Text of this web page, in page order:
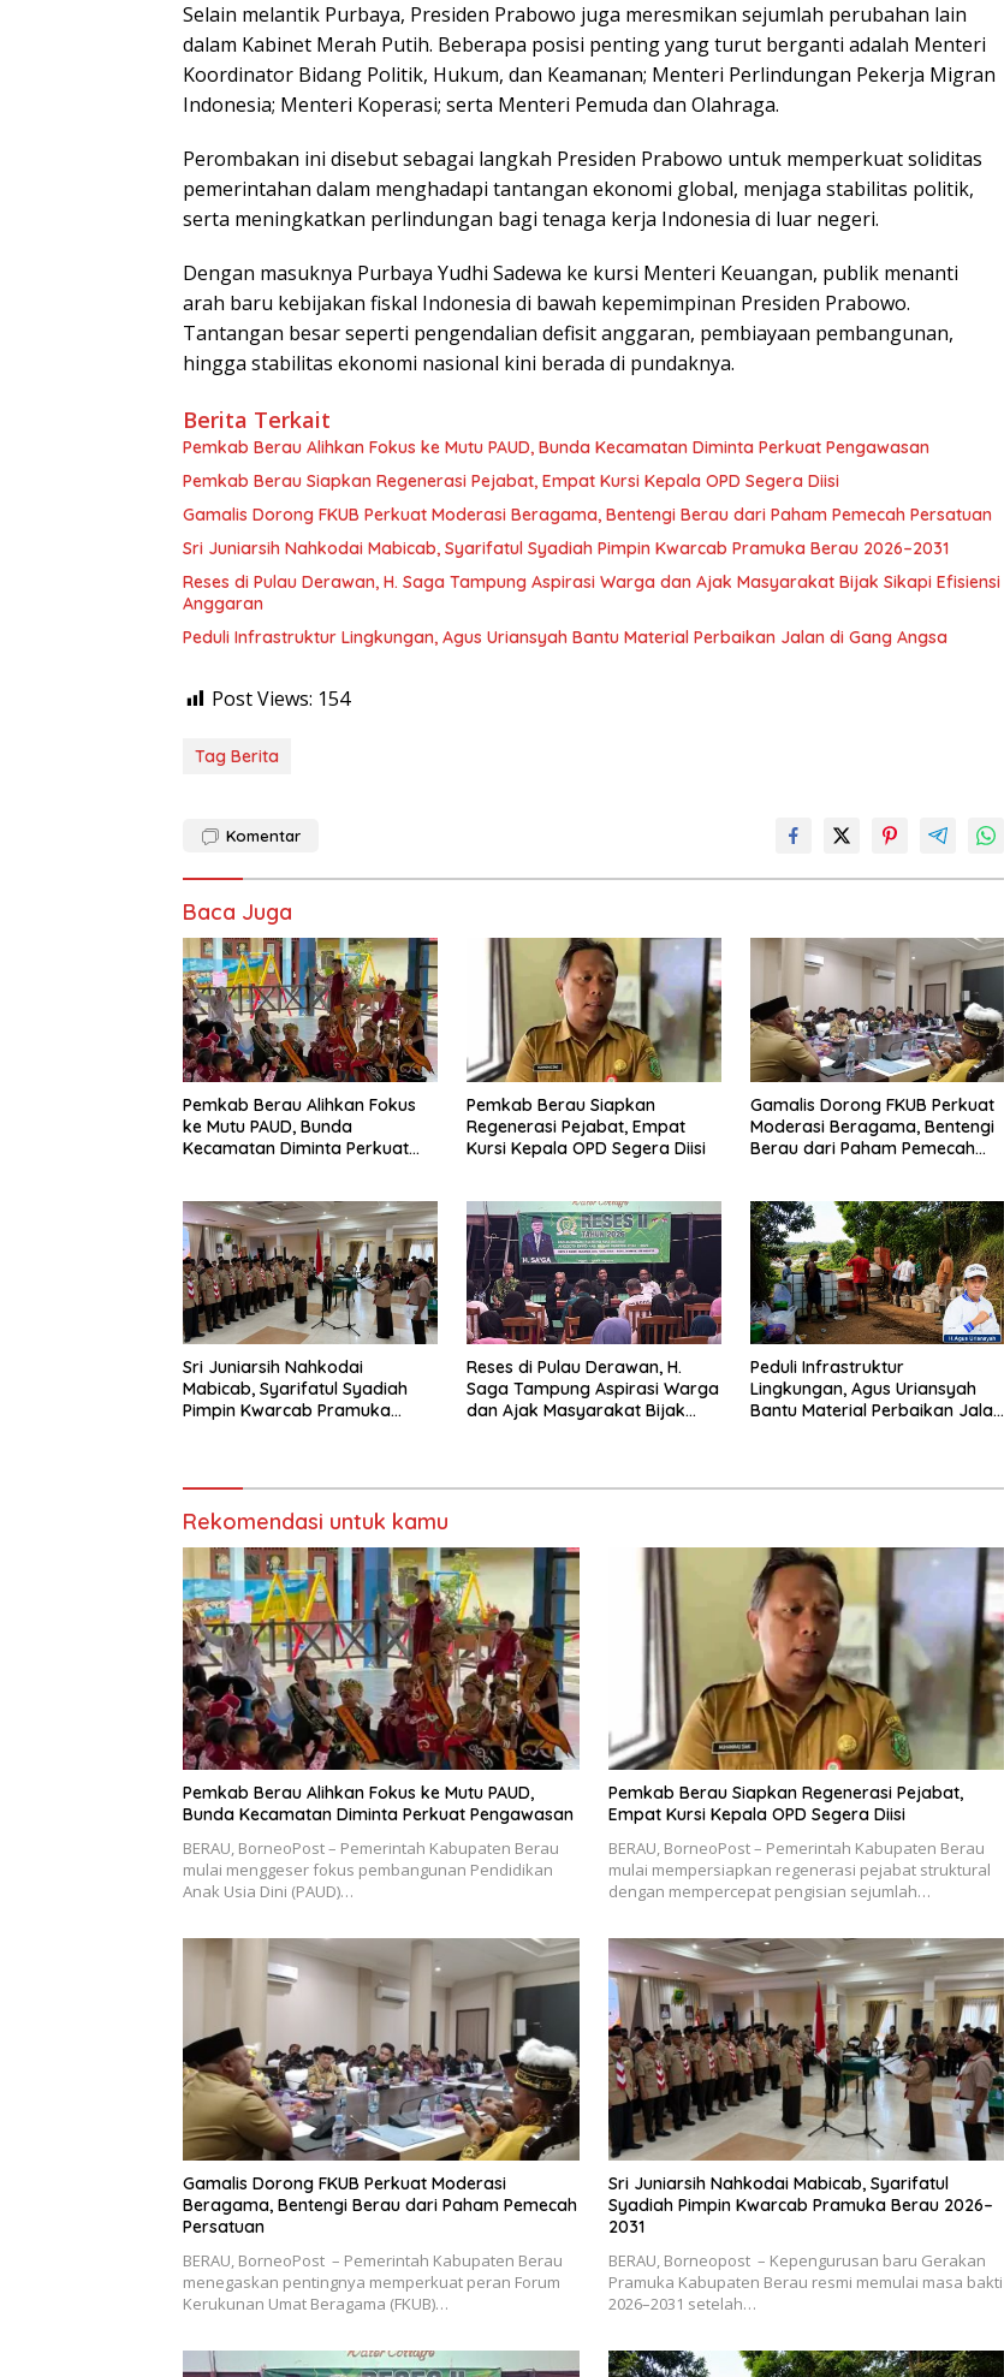
Selain melantik Purbaya, Presiden Prabowo juga meresmikan sejumlah perubahan lain
dalam Kabinet Merah Putih. Beberapa posisi penting yang turut berganti adalah Menteri
Koordinator Bidang Politik, Hukum, dan Keamanan; Menteri Perlindungan Pekerja Migran
Indonesia; Menteri Koperasi; serta Menteri Pemuda dan Olahraga.
Perombakan ini disebut sebagai langkah Presiden Prabowo untuk memperkuat soliditas
pemerintahan dalam menghadapi tantangan ekonomi global, menjaga stabilitas politik,
serta meningkatkan perlindungan bagi tenaga kerja Indonesia di luar negeri.
Dengan masuknya Purbaya Yudhi Sadewa ke kursi Menteri Keuangan, publik menanti
arah baru kebijakan fiskal Indonesia di bawah kepemimpinan Presiden Prabowo.
Tantangan besar seperti pengendalian defisit anggaran, pembiayaan pembangunan,
hingga stabilitas ekonomi nasional kini berada di pundaknya.
Berita Terkait
Pemkab Berau Alihkan Fokus ke Mutu PAUD, Bunda Kecamatan Diminta Perkuat Pengawasan
Pemkab Berau Siapkan Regenerasi Pejabat, Empat Kursi Kepala OPD Segera Diisi
Gamalis Dorong FKUB Perkuat Moderasi Beragama, Bentengi Berau dari Paham Pemecah Persatuan
Sri Juniarsih Nahkodai Mabicab, Syarifatul Syadiah Pimpin Kwarcab Pramuka Berau 2026–2031
Reses di Pulau Derawan, H. Saga Tampung Aspirasi Warga dan Ajak Masyarakat Bijak Sikapi Efisiensi
Anggaran
Peduli Infrastruktur Lingkungan, Agus Uriansyah Bantu Material Perbaikan Jalan di Gang Angsa
Post Views: 154
Tag Berita
Komentar
Baca Juga
Pemkab Berau Alihkan Fokus
ke Mutu PAUD, Bunda
Kecamatan Diminta Perkuat
Pemkab Berau Siapkan
Regenerasi Pejabat, Empat
Kursi Kepala OPD Segera Diisi
Gamalis Dorong FKUB Perkuat
Moderasi Beragama, Bentengi
Berau dari Paham Pemecah
Sri Juniarsih Nahkodai
Mabicab, Syarifatul Syadiah
Pimpin Kwarcab Pramuka
Reses di Pulau Derawan, H.
Saga Tampung Aspirasi Warga
dan Ajak Masyarakat Bijak
Peduli Infrastruktur
Lingkungan, Agus Uriansyah
Bantu Material Perbaikan Jalan
Rekomendasi untuk kamu
Pemkab Berau Alihkan Fokus ke Mutu PAUD,
Bunda Kecamatan Diminta Perkuat Pengawasan
BERAU, BorneoPost – Pemerintah Kabupaten Berau
mulai menggeser fokus pembangunan Pendidikan
Anak Usia Dini (PAUD)…
Pemkab Berau Siapkan Regenerasi Pejabat,
Empat Kursi Kepala OPD Segera Diisi
BERAU, BorneoPost – Pemerintah Kabupaten Berau
mulai mempersiapkan regenerasi pejabat struktural
dengan mempercepat pengisian sejumlah…
Gamalis Dorong FKUB Perkuat Moderasi
Beragama, Bentengi Berau dari Paham Pemecah
Persatuan
BERAU, BorneoPost – Pemerintah Kabupaten Berau
menegaskan pentingnya memperkuat peran Forum
Kerukunan Umat Beragama (FKUB)…
Sri Juniarsih Nahkodai Mabicab, Syarifatul
Syadiah Pimpin Kwarcab Pramuka Berau 2026–
2031
BERAU, Borneopost – Kepengurusan baru Gerakan
Pramuka Kabupaten Berau resmi memulai masa bakti
2026–2031 setelah…